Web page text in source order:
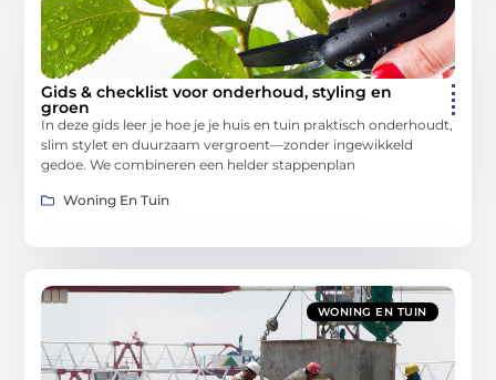
Gids & checklist voor onderhoud, styling en
groen
In deze gids leer je hoe je je huis en tuin praktisch onderhoudt,
slim stylet en duurzaam vergroent—zonder ingewikkeld
gedoe. We combineren een helder stappenplan
Woning En Tuin
WONING EN TUIN